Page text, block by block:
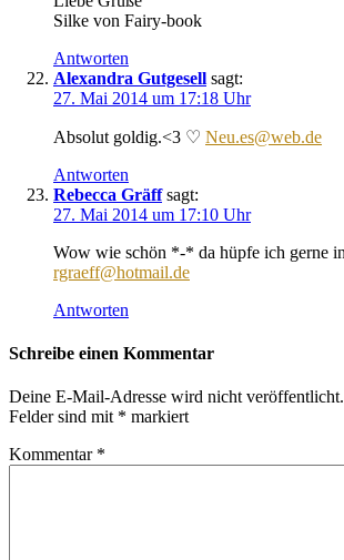
Silke von Fairy-book
Antworten
Alexandra Gutgesell sagt:
27. Mai 2014 um 17:18 Uhr
Absolut goldig.<3 ♡ Neu.es@web.de
Antworten
Rebecca Gräff sagt:
27. Mai 2014 um 17:10 Uhr
Wow wie schön *-* da hüpfe ich gerne
rgraeff@hotmail.de
Antworten
Schreibe einen Kommentar
Deine E-Mail-Adresse wird nicht veröffentlicht.
Felder sind mit * markiert
Kommentar *